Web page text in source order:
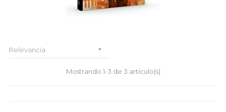
Relevancia 
Mostrando 1-3 de 3 artículo(s)